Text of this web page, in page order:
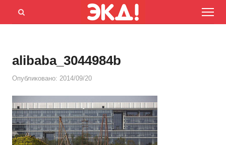
Menu
Открыть
alibaba_3044984b
Опубликовано: 2014/09/20